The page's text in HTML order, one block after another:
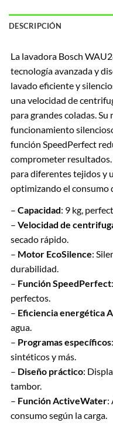
DESCRIPCIÓN
La lavadora Bosch
tecnología avanzada y
lavado eficiente y
una velocidad de
para grandes coladas.
funcionamiento
función SpeedPerfect
comprometer
para diferentes tejidos y
optimizando el consumo
– Capacidad: 9 kg,
– Velocidad de
secado rápido.
– Motor EcoSilence:
durabilidad.
– Función SpeedPerfect
perfectos.
– Eficiencia energética A
agua.
– Programas específicos
sintéticos y más.
– Diseño práctico:
tambor.
– Función ActiveWater:
consumo según la carga.